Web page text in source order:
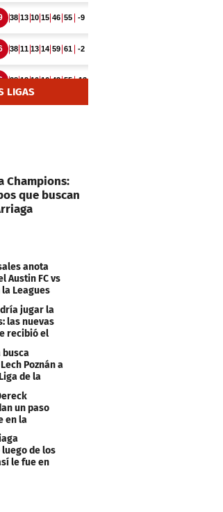
LIGAS
Champions:
que buscan
anota
Austin FC vs
Leagues
jugar la
las nuevas
recibió el
busca
Poznán a
de la
un paso
en la
League
de los
le fue en